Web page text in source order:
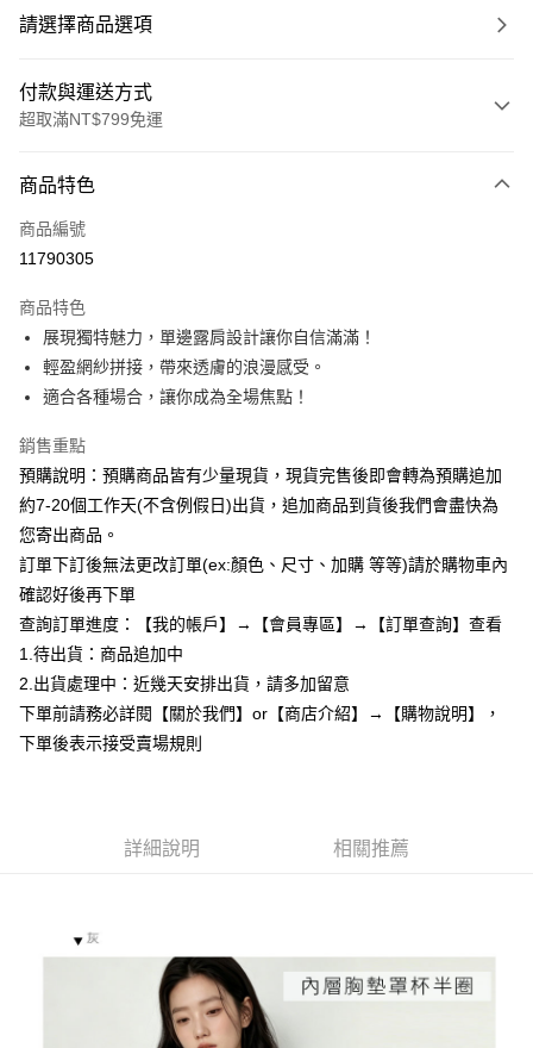
請選擇商品選項
付款與運送方式
超取滿NT$799免運
信用卡一次付款
超商取貨付款
Apple Pay
街口支付
Google Pay
全支付
【關於「AFTEE先享後付」】
AFTEE先享後付是「在收到商品之後才付款」的支付方式。 讓您購物簡單
便利好安心！
１．簡單：不需註冊會員、不需綁卡、不需儲值。
２．便利：只要手機號碼，簡訊認證，即可結帳。
３．安心：先確認商品／服務後，再付款。
３．收到繳費通知簡訊後14天內，點擊此簡訊中的連結，可透過四大超商／
後付繳納相關費用。
※ 交易是否成功請以「AFTEE先享後付 」之結帳頁面顯示為準，若有關於
是否繳費成功／繳費後需取消欲退款等相關疑問，請聯繫「AFTEE先享後付
https://netprotections.freshdesk.com/support/home
ATM付款
運送方式
全家付款取貨
每筆NT$85，滿NT$799(含以上)免運費
付款後7-11取貨
每筆NT$85，滿NT$799(含以上)免運費
商品特色
商品編號
11790305
商品特色
展現獨特魅力，單邊露肩設計讓你自信滿滿！
輕盈網紗拼接，帶來透膚的浪漫感受。
適合各種場合，讓你成為全場焦點！
銷售重點
預購說明：預購商品皆有少量現貨，現貨完售後即會轉為預購追加
約7-20個工作天(不含例假日)出貨，追加商品到貨後我們會盡快為
您寄出商品。
訂單下訂後無法更改訂單(ex:顏色、尺寸、加購 等等)請於購物車內
確認好後再下單
查詢訂單進度：【我的帳戶】→【會員專區】→【訂單查詢】查看
1.待出貨：商品追加中
2.出貨處理中：近幾天安排出貨，請多加留意
下單前請務必詳閱【關於我們】or【商店介紹】→【購物說明】，
下單後表示接受賣場規則
詳細說明 相關推薦